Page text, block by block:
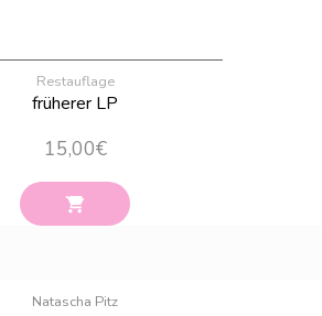
Restauflage
früherer LP
15,00€
Natascha Pitz